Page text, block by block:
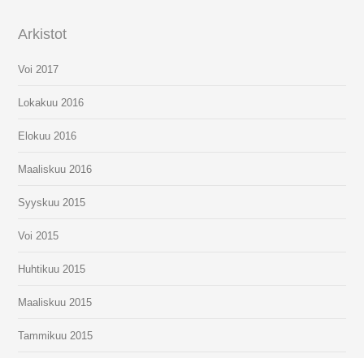
Arkistot
Voi 2017
Lokakuu 2016
Elokuu 2016
Maaliskuu 2016
Syyskuu 2015
Voi 2015
Huhtikuu 2015
Maaliskuu 2015
Tammikuu 2015